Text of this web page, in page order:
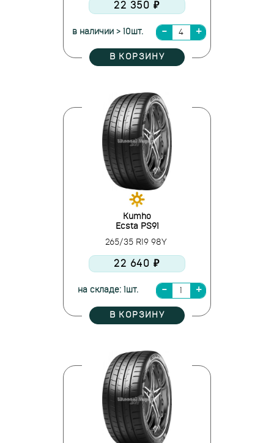
22 350 ₽
в наличии > 10шт.
В КОРЗИНУ
Kumho
Ecsta PS91
265/35 R19 98Y
22 640 ₽
на складе: 1шт.
В КОРЗИНУ